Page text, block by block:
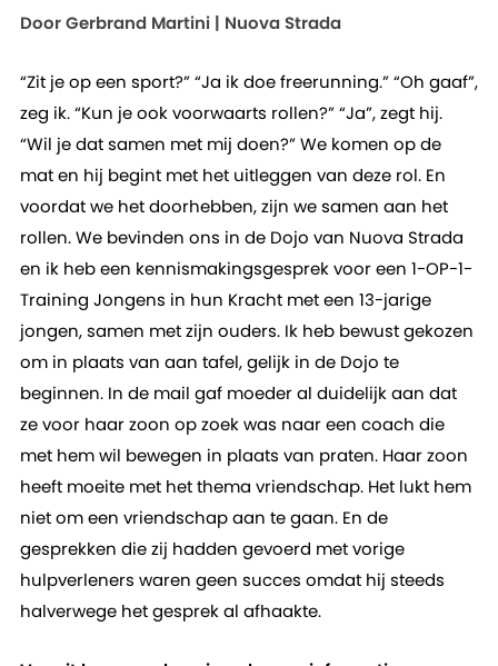
Door Gerbrand Martini | Nuova Strada
“Zit je op een sport?” “Ja ik doe freerunning.” “Oh gaaf”,
zeg ik. “Kun je ook voorwaarts rollen?” “Ja”, zegt hij.
“Wil je dat samen met mij doen?” We komen op de
mat en hij begint met het uitleggen van deze rol. En
voordat we het doorhebben, zijn we samen aan het
rollen. We bevinden ons in de Dojo van Nuova Strada
en ik heb een kennismakingsgesprek voor een 1-OP-1-
Training Jongens in hun Kracht met een 13-jarige
jongen, samen met zijn ouders. Ik heb bewust gekozen
om in plaats van aan tafel, gelijk in de Dojo te
beginnen. In de mail gaf moeder al duidelijk aan dat
ze voor haar zoon op zoek was naar een coach die
met hem wil bewegen in plaats van praten. Haar zoon
heeft moeite met het thema vriendschap. Het lukt hem
niet om een vriendschap aan te gaan. En de
gesprekken die zij hadden gevoerd met vorige
hulpverleners waren geen succes omdat hij steeds
halverwege het gesprek al afhaakte.